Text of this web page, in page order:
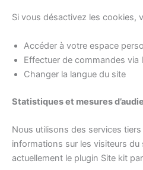
Si vous désactivez les cookies,
Accéder à votre espace
Effectuer de commandes via
Changer la langue du site
Statistiques et mesures
Nous utilisons des services
informations sur les visiteurs du
actuellement le plugin Site kit